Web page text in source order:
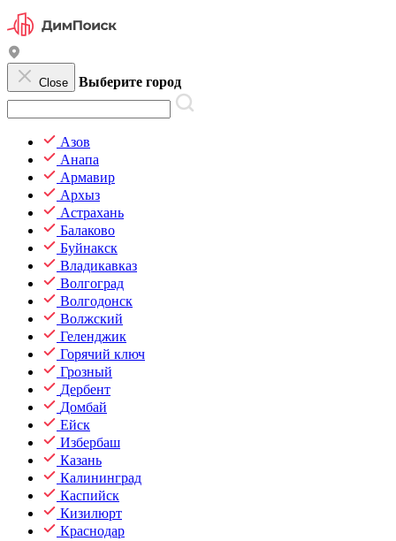
Close Выберите город
Азов
Анапа
Армавир
Архыз
Астрахань
Балаково
Буйнакск
Владикавказ
Волгоград
Волгодонск
Волжский
Геленджик
Горячий ключ
Грозный
Дербент
Домбай
Ейск
Избербаш
Казань
Калининград
Каспийск
Кизилюрт
Краснодар